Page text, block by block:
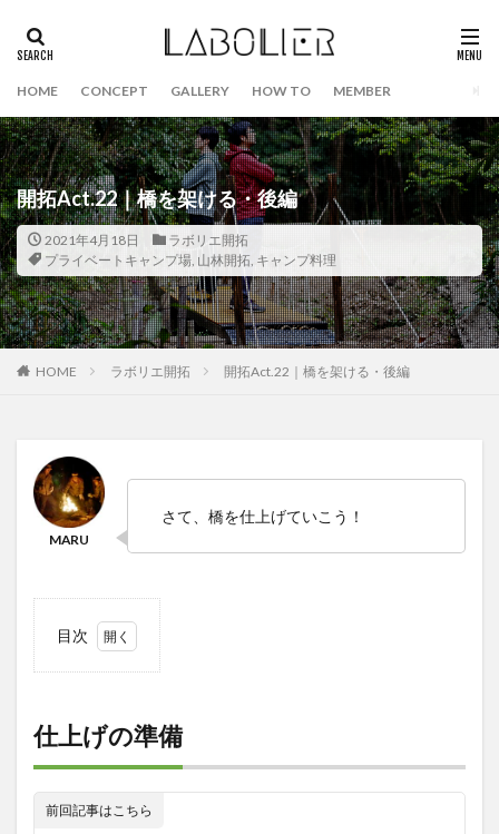
HOME CONCEPT GALLERY HOW TO MEMBER
開拓Act.22｜橋を架ける・後編
2021年4月18日
ラボリエ開拓
プライベートキャンプ場, 山林開拓, キャンプ料理
HOME ラボリエ開拓 開拓Act.22｜橋を架ける・後編
さて、橋を仕上げていこう！
目次
準備
プワ
仕上げの準備
前回記事はこちら